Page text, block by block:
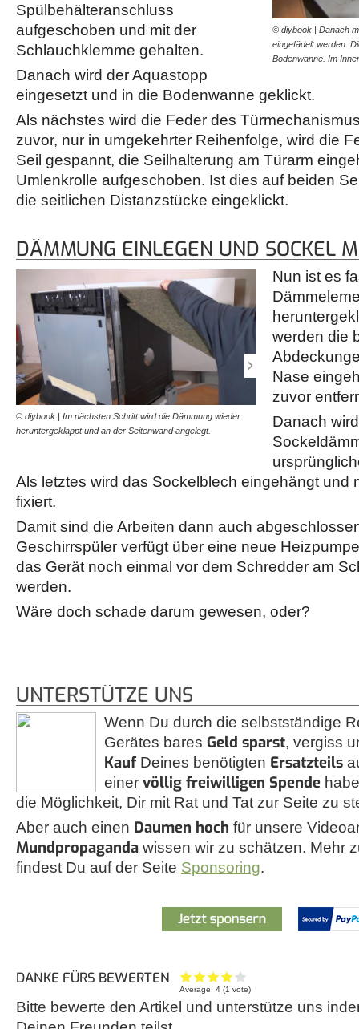
© diybook | Danach
eingefädelt werden.
Bodenwanne. Im
Spülbehälteranschluss
aufgeschoben und mit der
Schlauchklemme gehalten.
Danach wird der Aquastopp
eingesetzt und in die Bodenwanne geklickt.
Als nächstes wird die Feder des
zuvor, nur in umgekehrter Reihenfolge, wird die
Seil gespannt, die Seilhalterung am Türarm
Umlenkrolle aufgeschoben. Ist dies auf beiden
die seitlichen Distanzstücke eingeklickt.
DÄMMUNG EINLEGEN UND SOCKEL
© diybook | Im nächsten Schritt wird die Dämmung wieder
heruntergeklappt und an der Seitenwand angelegt.
© diybook | Zu den
und erst mit dem…
Nun ist es
werden die
Nase
zuvor
Danach
Als letztes wird das Sockelblech eingehängt und
fixiert.
Damit sind die Arbeiten dann auch
Geschirrspüler verfügt über eine neue
das Gerät noch einmal vor dem Schredder am
werden.
Wäre doch schade darum gewesen, oder?
UNTERSTÜTZE UNS
Wenn Du durch die selbstständige
Gerätes bares Geld sparst, vergiss
Kauf Deines benötigten Ersatzteils
einer völlig freiwilligen Spende
die Möglichkeit, Dir mit Rat und Tat zur Seite zu
Aber auch einen Daumen hoch für unsere
Mundpropaganda wissen wir zu schätzen. Mehr
findest Du auf der Seite Sponsoring.
DANKE FÜRS BEWERTEN
Average:4 (1 vote)
Bitte bewerte den Artikel und unterstütze uns